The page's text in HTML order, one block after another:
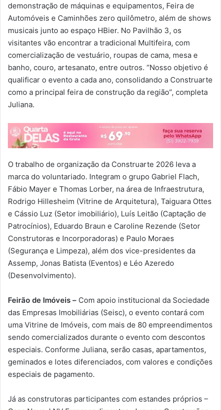
demonstração de máquinas e equipamentos, Feira de
Automóveis e Caminhões zero quilômetro, além de shows
musicais junto ao espaço HBier. No Pavilhão 3, os
visitantes vão encontrar a tradicional Multifeira, com
comercialização de vestuário, roupas de cama, mesa e
banho, couro, artesanato, entre outros. “Nosso objetivo é
qualificar o evento a cada ano, consolidando a Construarte
como a principal feira de construção da região”, completa
Juliana.
O trabalho de organização da Construarte 2026 leva a
marca do voluntariado. Integram o grupo Gabriel Flach,
Fábio Mayer e Thomas Lorber, na área de Infraestrutura,
Rodrigo Hillesheim (Vitrine de Arquitetura), Taiguara Ottes
e Cássio Luz (Setor imobiliário), Luís Leitão (Captação de
Patrocínios), Eduardo Braun e Caroline Rezende (Setor
Construtoras e Incorporadoras) e Paulo Moraes
(Segurança e Limpeza), além dos vice-presidentes da
Assemp, Jonas Batista (Eventos) e Léo Azeredo
(Desenvolvimento).
Feirão de Imóveis – Com apoio institucional da Sociedade
das Empresas Imobiliárias (Seisc), o evento contará com
uma Vitrine de Imóveis, com mais de 80 empreendimentos
sendo comercializados durante o evento com descontos
especiais. Conforme Juliana, serão casas, apartamentos,
geminados e lotes diferenciados, com valores e condições
especiais de pagamento.
Já as construtoras participantes com estandes próprios –